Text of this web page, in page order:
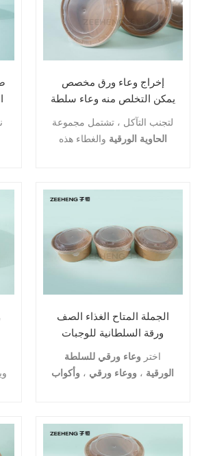
إخراج وعاء ورق مخصص
يمكن التخلص منه وعاء سلطة
كرافت بغطاء بيع المصنع
مباشرة
لتجنب التآكل ، تشتمل مجموعة
الحاوية الورقية والغطاء هذه
قبل أن يتم حبسه داخل الحاوية.
إنه لون نقي ، Kraft ، لعرض
نفس الورق المقوى المزدوج
المطلي بالبولي مثل الحاوية ،
الجملة المتاح الغذاء الصف
ورقة السلطانية للوجبات
الجاهزة
اختر وعاء ورقي للسلطة
الورقية ، ووعاء ورقي ، وأكواب
أدوات مائدة جذابة لعملائك.
اتصل بنا لتسعير الجملة.تتميز